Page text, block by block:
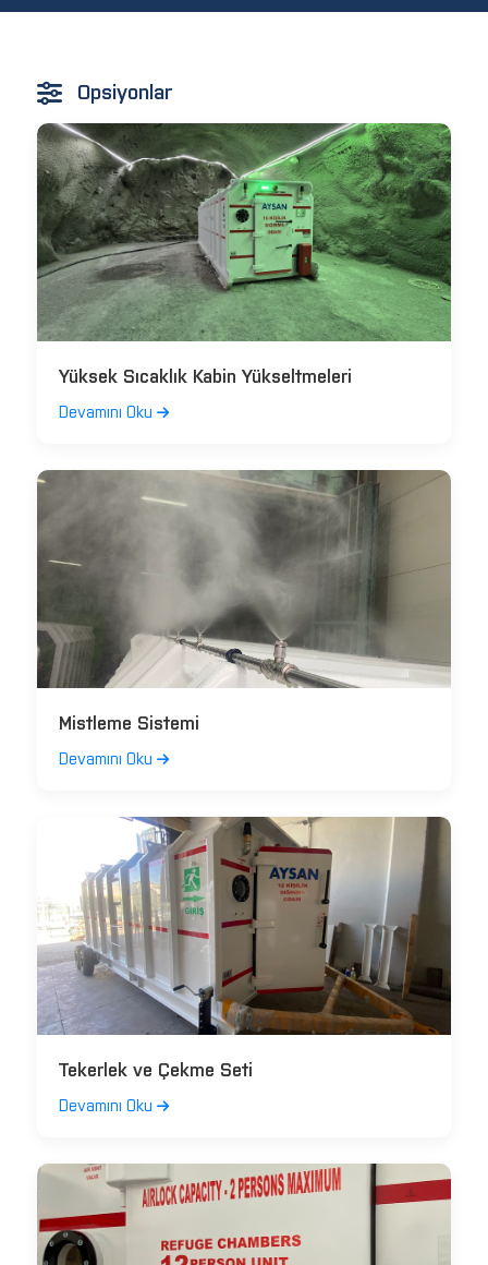
Opsiyonlar
Yüksek Sıcaklık Kabin Yükseltmeleri
Devamını Oku
Mistleme Sistemi
Devamını Oku
Tekerlek ve Çekme Seti
Devamını Oku